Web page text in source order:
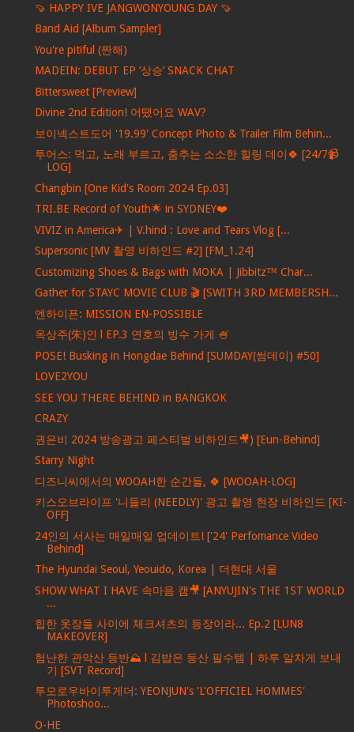
🍠 HAPPY IVE JANGWONYOUNG DAY 🍠
Band Aid [Album Sampler]
You're pitiful (짠해)
MADEIN: DEBUT EP ‘상승’ SNACK CHAT
Bittersweet [Preview]
Divine 2nd Edition! 어땠어요 WAV?
보이넥스트도어 '19.99' Concept Photo & Trailer Film Behin...
투어스: 먹고, 노래 부르고, 춤추는 소소한 힐링 데이🍀 [24/7📹
LOG]
Changbin [One Kid's Room 2024 Ep.03]
TRI.BE Record of Youth🌟 in SYDNEY❤️
VIVIZ in America✈ | V.hind : Love and Tears Vlog [...
Supersonic [MV 촬영 비하인드 #2] [FM_1.24]
Customizing Shoes & Bags with MOKA | Jibbitz™ Char...
Gather for STAYC MOVIE CLUB 🎬 [SWITH 3RD MEMBERSH...
엔하이픈: MISSION EN-POSSIBLE
옥상주(朱)인 l EP.3 연호의 빙수 가게 🍧
POSE! Busking in Hongdae Behind [SUMDAY(썸데이) #50]
LOVE2YOU
SEE YOU THERE BEHIND in BANGKOK
CRAZY
권은비 2024 방송광고 페스티벌 비하인드🎥) [Eun-Behind]
Starry Night
디즈니씨에서의 WOOAH한 순간들, 🍀 [WOOAH-LOG]
키스오브라이프 '니들리 (NEEDLY)' 광고 촬영 현장 비하인드 [KI-
OFF]
24인의 서사는 매일매일 업데이트! ['24' Perfomance Video
Behind]
The Hyundai Seoul, Yeouido, Korea | 더현대 서울
SHOW WHAT I HAVE 속마음 캠🎥 [ANYUJIN's THE 1ST WORLD
...
힙한 옷장들 사이에 체크셔츠의 등장이라... Ep.2 [LUN8
MAKEOVER]
험난한 관악산 등반⛰ l 김밥은 등산 필수템 | 하루 알차게 보내
기 [SVT Record]
투모로우바이투게더: YEONJUN's 'L'OFFICIEL HOMMES'
Photoshoo...
O-HE